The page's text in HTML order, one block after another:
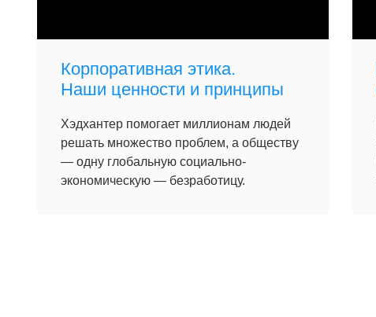
Корпоративная этика.
Наши ценности и принципы
Хэдхантер помогает миллионам людей
решать множество проблем, а обществу
— одну глобальную социально-
экономическую — безработицу.